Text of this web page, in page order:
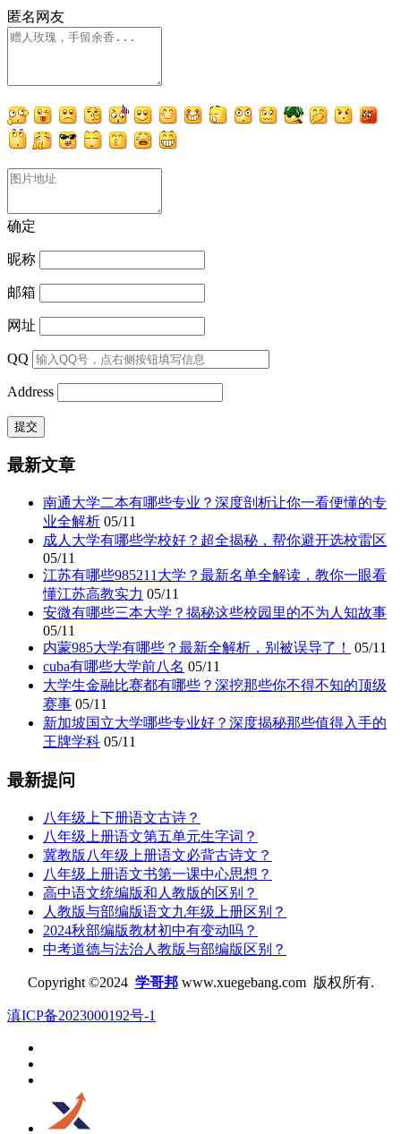
匿名网友
确定
昵称
邮箱
网址
QQ
Address
最新文章
南通大学二本有哪些专业？深度剖析让你一看便懂的专
业全解析 05/11
成人大学有哪些学校好？超全揭秘，帮你避开选校雷区
05/11
江苏有哪些985211大学？最新名单全解读，教你一眼看
懂江苏高教实力 05/11
安微有哪些三本大学？揭秘这些校园里的不为人知故事
05/11
内蒙985大学有哪些？最新全解析，别被误导了！
05/11
cuba有哪些大学前八名 05/11
大学生金融比赛都有哪些？深挖那些你不得不知的顶级
赛事 05/11
新加坡国立大学哪些专业好？深度揭秘那些值得入手的
王牌学科 05/11
最新提问
八年级上下册语文古诗？
八年级上册语文第五单元生字词？
冀教版八年级上册语文必背古诗文？
八年级上册语文书第一课中心思想？
高中语文统编版和人教版的区别？
人教版与部编版语文九年级上册区别？
2024秋部编版教材初中有变动吗？
中考道德与法治人教版与部编版区别？
Copyright ©2024 学哥邦www.xuegebang.com 版权所有.
滇ICP备2023000192号-1